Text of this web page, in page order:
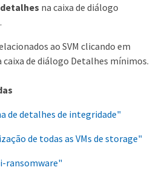
na caixa de diálogo
ao SVM clicando em
caixa de diálogo Detalhes mínimos.
de detalhes de integridade"
de todas as VMs de storage"
ransomware"